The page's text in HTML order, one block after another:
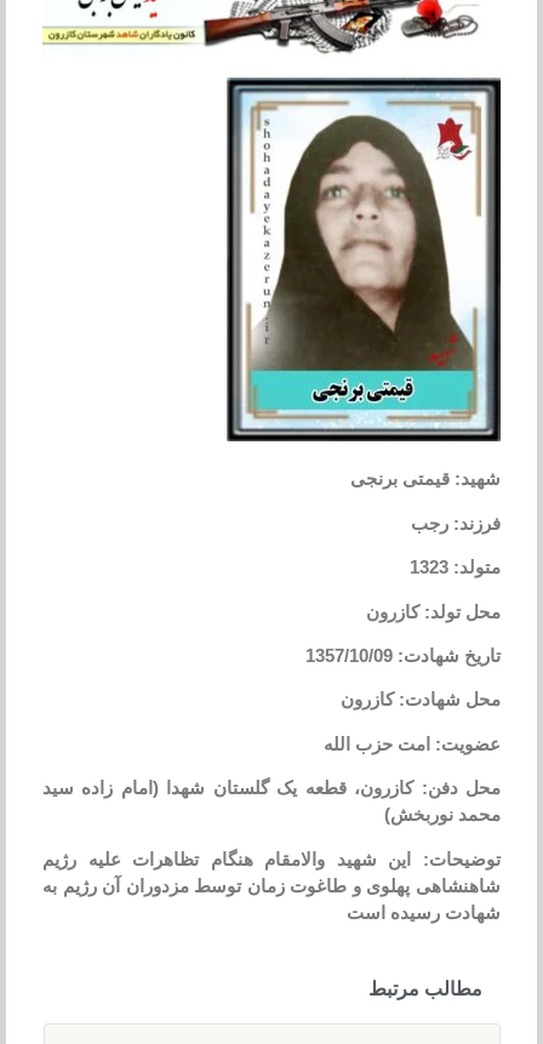
شهید: قیمتی برنجی
فرزند: رجب
متولد: 1323
محل تولد: کازرون
تاریخ شهادت: 1357/10/09
محل شهادت: کازرون
عضویت: امت حزب الله
محل دفن: کازرون، قطعه یک گلستان شهدا (امام زاده سید
محمد نوربخش)
توضیحات: این شهید والامقام هنگام تظاهرات علیه رژیم
شاهنشاهی پهلوی و طاغوت زمان توسط مزدوران آن رژیم به
شهادت رسیده است
مطالب مرتبط